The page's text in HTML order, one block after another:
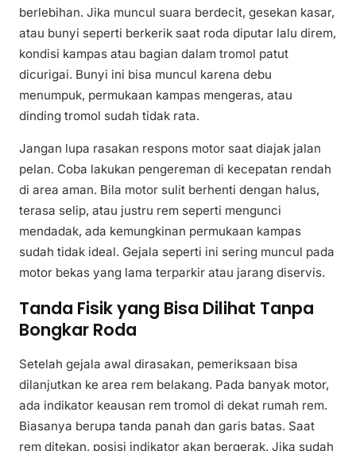
berlebihan. Jika muncul suara berdecit, gesekan kasar,
atau bunyi seperti berkerik saat roda diputar lalu direm,
kondisi kampas atau bagian dalam tromol patut
dicurigai. Bunyi ini bisa muncul karena debu
menumpuk, permukaan kampas mengeras, atau
dinding tromol sudah tidak rata.
Jangan lupa rasakan respons motor saat diajak jalan
pelan. Coba lakukan pengereman di kecepatan rendah
di area aman. Bila motor sulit berhenti dengan halus,
terasa selip, atau justru rem seperti mengunci
mendadak, ada kemungkinan permukaan kampas
sudah tidak ideal. Gejala seperti ini sering muncul pada
motor bekas yang lama terparkir atau jarang diservis.
Tanda Fisik yang Bisa Dilihat Tanpa
Bongkar Roda
Setelah gejala awal dirasakan, pemeriksaan bisa
dilanjutkan ke area rem belakang. Pada banyak motor,
ada indikator keausan rem tromol di dekat rumah rem.
Biasanya berupa tanda panah dan garis batas. Saat
rem ditekan, posisi indikator akan bergerak. Jika sudah